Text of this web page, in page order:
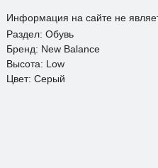
Информация на сайте не
Раздел: Обувь
Бренд: New Balance
Высота: Low
Цвет: Серый